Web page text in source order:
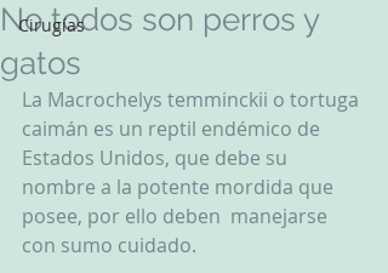
Cirugías
No todos son perros y
gatos
La Macrochelys temminckii o tortuga
caimán es un reptil endémico de
Estados Unidos, que debe su
nombre a la potente mordida que
posee, por ello deben  manejarse
con sumo cuidado.